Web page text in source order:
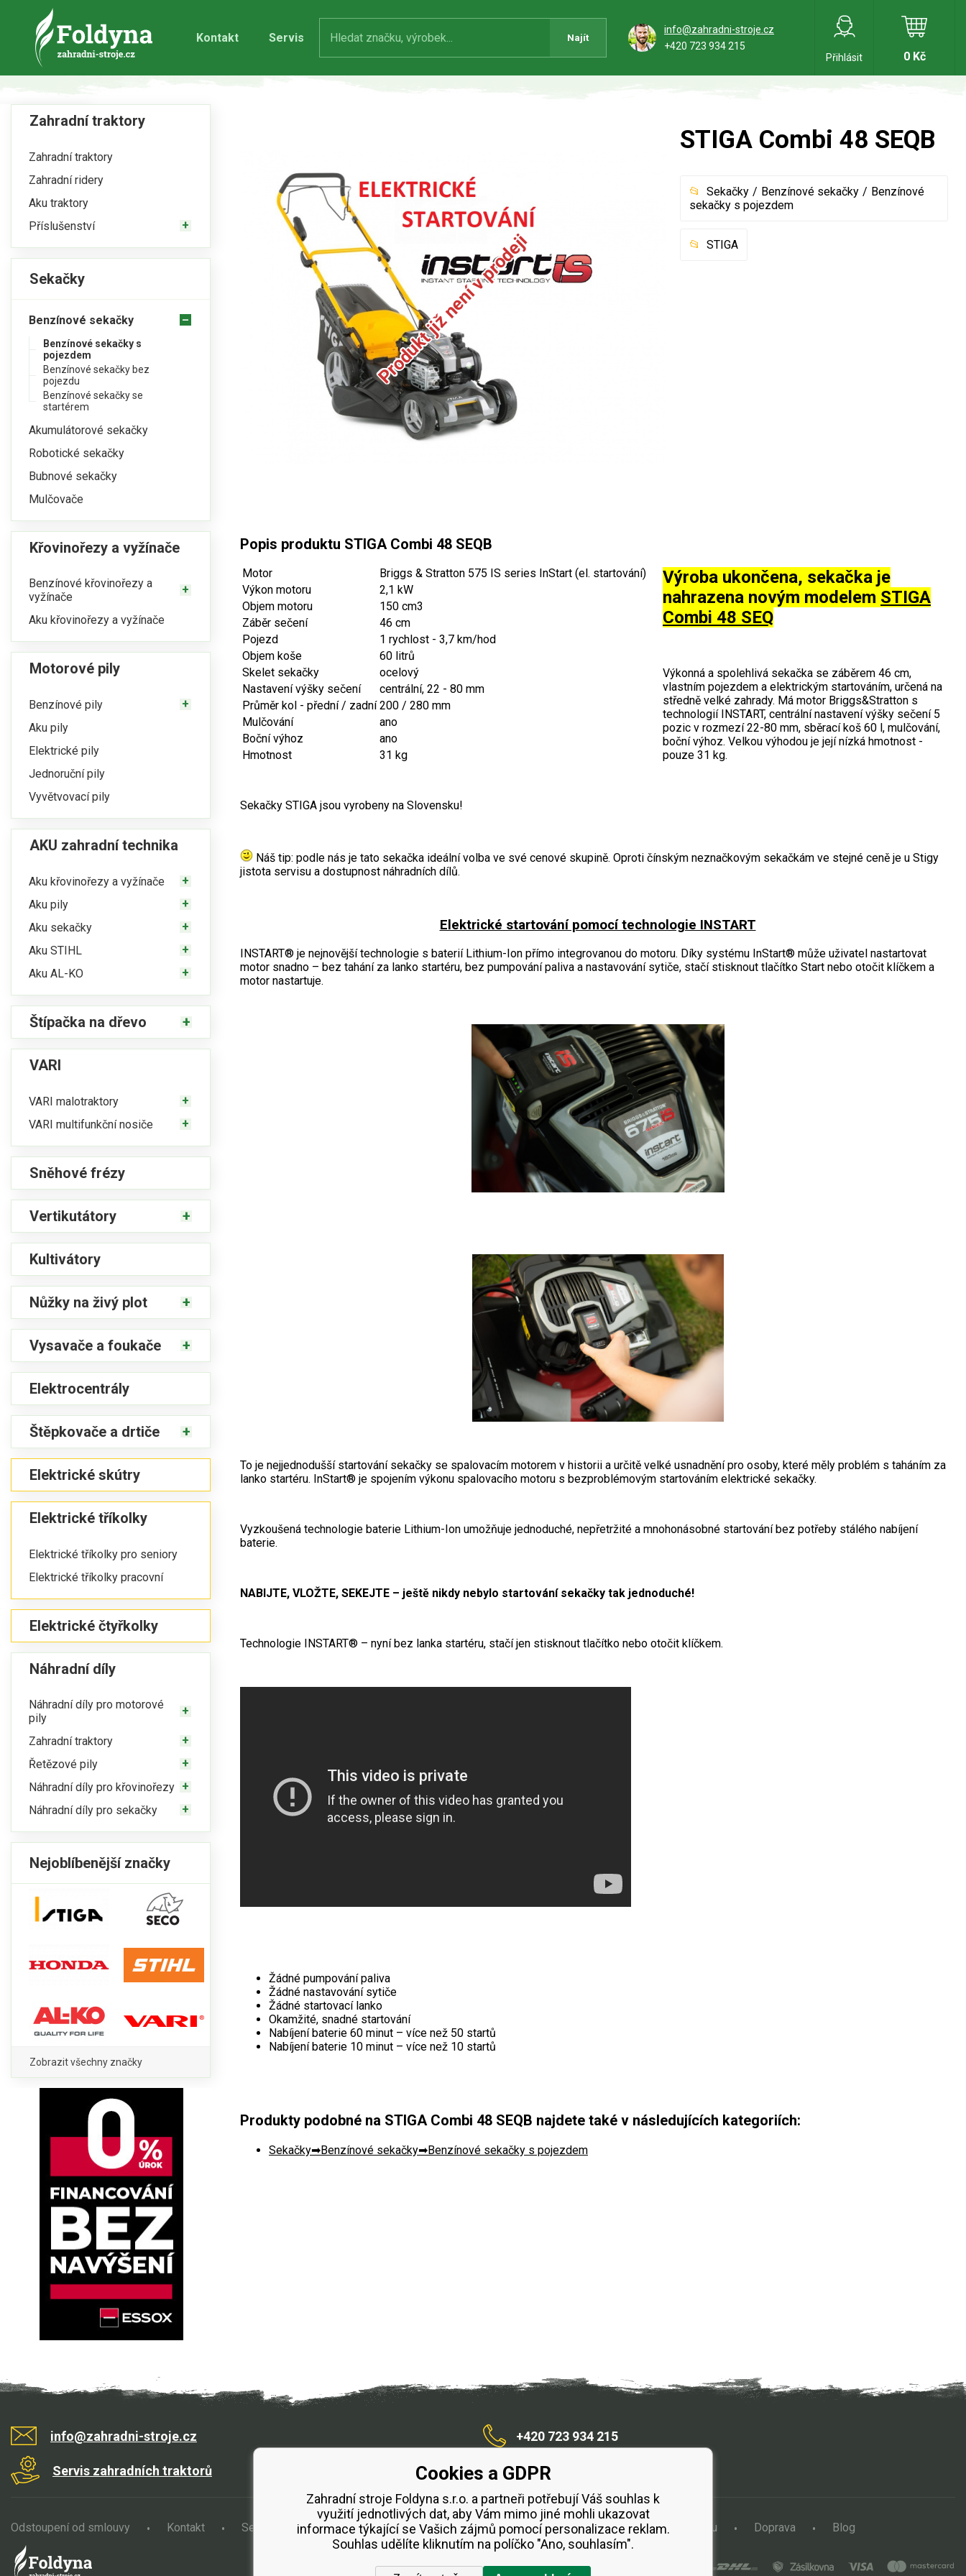
Kontakt Servis Najít
info@zahradni-stroje.cz
+420 723 934 215
Přihlásit
0 Kč
Zahradní traktory
Zahradní traktory
Zahradní ridery
Aku traktory
Příslušenství
Sekačky
Benzínové sekačky
Benzínové sekačky s
pojezdem
Benzínové sekačky bez
pojezdu
Benzínové sekačky se
startérem
Akumulátorové sekačky
Robotické sekačky
Bubnové sekačky
Mulčovače
Křovinořezy a vyžínače
Benzínové křovinořezy a
vyžínače
Aku křovinořezy a vyžínače
Motorové pily
Benzínové pily
Aku pily
Elektrické pily
Jednoruční pily
Vyvětvovací pily
AKU zahradní technika
Aku křovinořezy a vyžínače
Aku pily
Aku sekačky
Aku STIHL
Aku AL-KO
Štípačka na dřevo
VARI
VARI malotraktory
VARI multifunkční nosiče
Sněhové frézy
Vertikutátory
Kultivátory
Nůžky na živý plot
Vysavače a foukače
Elektrocentrály
Štěpkovače a drtiče
Elektrické skútry
Elektrické tříkolky
Elektrické tříkolky pro seniory
Elektrické tříkolky pracovní
Elektrické čtyřkolky
Náhradní díly
Náhradní díly pro motorové
pily
Zahradní traktory
Řetězové pily
Náhradní díly pro křovinořezy
Náhradní díly pro sekačky
Nejoblíbenější značky
Zobrazit všechny značky
Produkt již není v prodeji
STIGA Combi 48 SEQB
Sekačky Benzínové sekačky
Benzínové
sekačky s pojezdem
STIGA
Popis produktu STIGA Combi 48 SEQB
Motor
Briggs & Stratton 575 IS series InStart (el. startování)
Výkon motoru
2,1 kW
Objem motoru
150 cm3
Záběr sečení
46 cm
Pojezd
1 rychlost - 3,7 km/hod
Objem koše
60 litrů
Skelet sekačky
ocelový
Nastavení výšky sečení
centrální, 22 - 80 mm
Průměr kol - přední / zadní 200 / 280 mm
Mulčování
ano
Boční výhoz
ano
Hmotnost
31 kg
Výroba ukončena, sekačka je
nahrazena novým modelem STIGA
Combi 48 SEQ
Výkonná a spolehlivá sekačka se záběrem 46 cm,
vlastním pojezdem a elektrickým startováním, určená na
středně velké zahrady. Má motor Briggs&Stratton s
technologií INSTART, centrální nastavení výšky sečení 5
pozic v rozmezí 22-80 mm, sběrací koš 60 l, mulčování,
boční výhoz. Velkou výhodou je její nízká hmotnost -
pouze 31 kg.
Sekačky STIGA jsou vyrobeny na Slovensku!
Náš tip: podle nás je tato sekačka ideální volba ve své cenové skupině. Oproti čínským neznačkovým sekačkám ve stejné ceně je u Stigy
jistota servisu a dostupnost náhradních dílů.
Elektrické startování pomocí technologie INSTART
INSTART® je nejnovější technologie s baterií Lithium-Ion přímo integrovanou do motoru. Díky systému InStart® může uživatel nastartovat
motor snadno – bez tahání za lanko startéru, bez pumpování paliva a nastavování sytiče, stačí stisknout tlačítko Start nebo otočit klíčkem a
motor nastartuje.
To je nejjednodušší startování sekačky se spalovacím motorem v historii a určitě velké usnadnění pro osoby, které měly problém s taháním za
lanko startéru. InStart® je spojením výkonu spalovacího motoru s bezproblémovým startováním elektrické sekačky.
Vyzkoušená technologie baterie Lithium-Ion umožňuje jednoduché, nepřetržité a mnohonásobné startování bez potřeby stálého nabíjení
baterie.
NABIJTE, VLOŽTE, SEKEJTE – ještě nikdy nebylo startování sekačky tak jednoduché!
Technologie INSTART® – nyní bez lanka startéru, stačí jen stisknout tlačítko nebo otočit klíčkem.
Žádné pumpování paliva
Žádné nastavování sytiče
Žádné startovací lanko
Okamžité, snadné startování
Nabíjení baterie 60 minut – více než 50 startů
Nabíjení baterie 10 minut – více než 10 startů
Produkty podobné na STIGA Combi 48 SEQB najdete také v následujících kategoriích:
Sekačky Benzínové sekačky Benzínové sekačky s pojezdem
info@zahradni-stroje.cz
Servis zahradních traktorů /zahradnístroje
+420 723 934 215
Odstoupení od smlouvy Kontakt Servis Obchodní podmínky Splátkový prodej ESSOX Půjčovna vertikutátoru Doprava Blog
Cookies a GDPR
Zahradní stroje Foldyna s.r.o. a partneři potřebují Váš souhlas k
využití jednotlivých dat, aby Vám mimo jiné mohli ukazovat
informace týkající se Vašich zájmů pomocí personalizace reklam.
Souhlas udělíte kliknutím na políčko "Ano, souhlasím".